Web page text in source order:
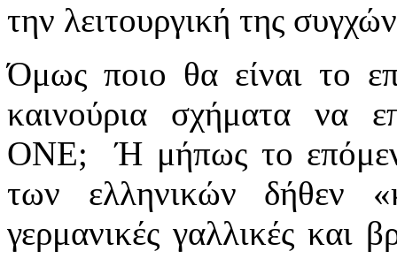
την λειτουργική της
Όμως ποιο θα είναι το
καινούρια σχήματα να
ΟΝΕ;
Ή μήπως το
των ελληνικών δήθεν
γερμανικές γαλλικές και